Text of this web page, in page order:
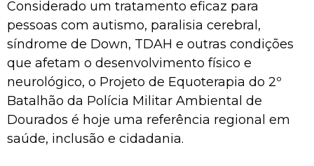
Considerado um tratamento eficaz para
pessoas com autismo, paralisia cerebral,
síndrome de Down, TDAH e outras condições
que afetam o desenvolvimento físico e
neurológico, o Projeto de Equoterapia do 2º
Batalhão da Polícia Militar Ambiental de
Dourados é hoje uma referência regional em
saúde, inclusão e cidadania.